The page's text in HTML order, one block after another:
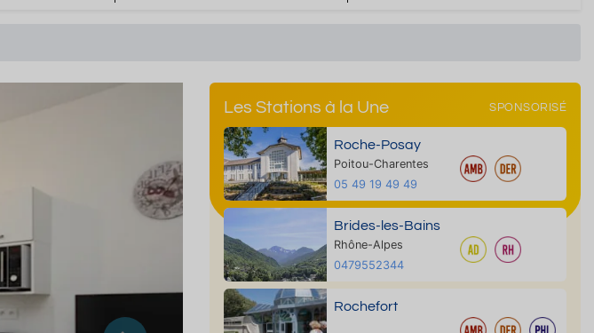
Les Stations à la Une SPONSORISÉ
Roche-Posay
Poitou-Charentes
05 49 19 49 49
Brides-les-Bains
Rhône-Alpes
0479552344
Rochefort